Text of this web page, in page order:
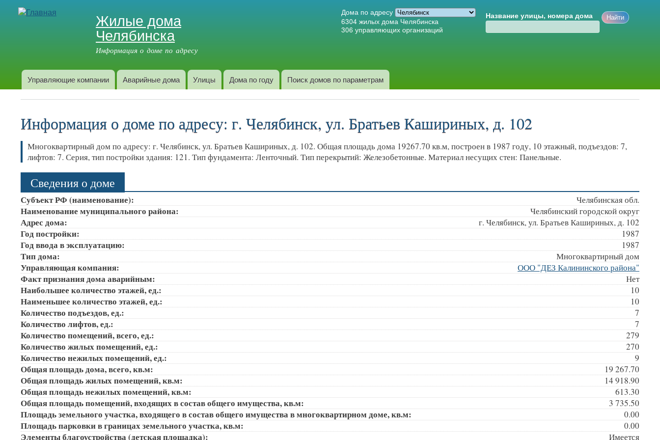
Жилые дома
Челябинска
Информация о доме по адресу
Дома по адресу
6304 жилых дома Челябинска
306 управляющих организаций
Название улицы, номера дома
Главное меню
Управляющие компании Аварийные дома Улицы Дома по году Поиск домов по параметрам
Информация о доме по адресу: г. Челябинск, ул. Братьев Кашириных, д. 102
Многоквартирный дом по адресу: г. Челябинск, ул. Братьев Кашириных, д. 102. Общая площадь дома 19267.70 кв.м, построен в 1987 году, 10 этажный, подъездов: 7,
лифтов: 7. Серия, тип постройки здания: 121. Тип фундамента: Ленточный. Тип перекрытий: Железобетонные. Материал несущих стен: Панельные.
Сведения о доме
Субъект РФ (наименование): Челябинская обл.
Наименование муниципального района: Челябинский городской округ
Адрес дома: г. Челябинск, ул. Братьев Кашириных, д. 102
Год постройки: 1987
Год ввода в эксплуатацию: 1987
Тип дома: Многоквартирный дом
Управляющая компания: ООО "ДЕЗ Калининского района"
Факт признания дома аварийным: Нет
Наибольшее количество этажей, ед.: 10
Наименьшее количество этажей, ед.: 10
Количество подъездов, ед.: 7
Количество лифтов, ед.: 7
Количество помещений, всего, ед.: 279
Количество жилых помещений, ед.: 270
Количество нежилых помещений, ед.: 9
Общая площадь дома, всего, кв.м: 19 267.70
Общая площадь жилых помещений, кв.м: 14 918.90
Общая площадь нежилых помещений, кв.м: 613.30
Общая площадь помещений, входящих в состав общего имущества, кв.м: 3 735.50
Площадь земельного участка, входящего в состав общего имущества в многоквартирном доме, кв.м: 0.00
Площадь парковки в границах земельного участка, кв.м: 0.00
Элементы благоустройства (детская площадка): Имеется